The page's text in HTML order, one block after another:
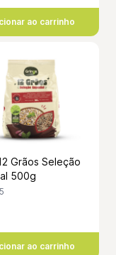
ao carrinho
Grãos Seleção
500g
ao carrinho